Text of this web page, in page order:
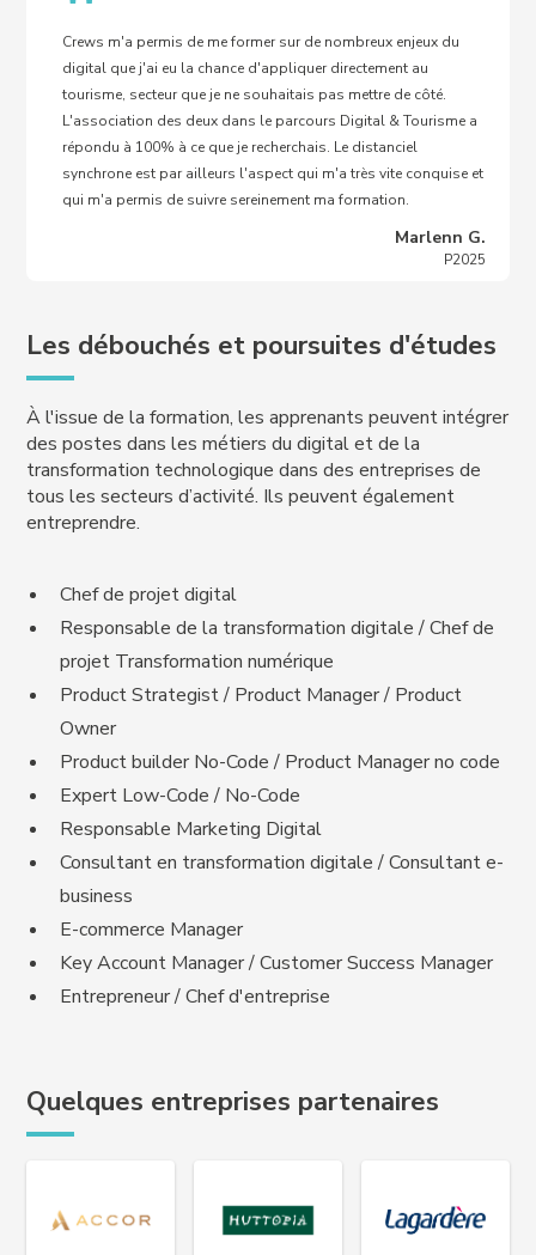
Crews m'a permis de me former sur de nombreux enjeux du
digital que j'ai eu la chance d'appliquer directement au
tourisme, secteur que je ne souhaitais pas mettre de côté.
L'association des deux dans le parcours Digital & Tourisme a
répondu à 100% à ce que je recherchais. Le distanciel
synchrone est par ailleurs l'aspect qui m'a très vite conquise et
qui m'a permis de suivre sereinement ma formation.
Marlenn G.
P2025
Les débouchés et poursuites d'études
À l'issue de la formation, les apprenants peuvent intégrer
des postes dans les métiers du digital et de la
transformation technologique dans des entreprises de
tous les secteurs d’activité. Ils peuvent également
entreprendre.
Chef de projet digital
Responsable de la transformation digitale / Chef de
projet Transformation numérique
Product Strategist / Product Manager / Product
Owner
Product builder No-Code / Product Manager no code
Expert Low-Code / No-Code
Responsable Marketing Digital
Consultant en transformation digitale / Consultant e-
business
E-commerce Manager
Key Account Manager / Customer Success Manager
Entrepreneur / Chef d'entreprise
Quelques entreprises partenaires